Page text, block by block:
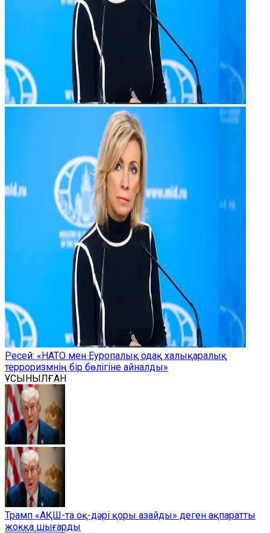
Ресей: «НАТО мен Еуропалық одақ халықаралық
терроризмнің бір бөлігіне айналды»
ҰСЫНЫЛҒАН
Трамп «АҚШ-та оқ-дәрі қоры азайды» деген ақпаратты
жоққа шығарды